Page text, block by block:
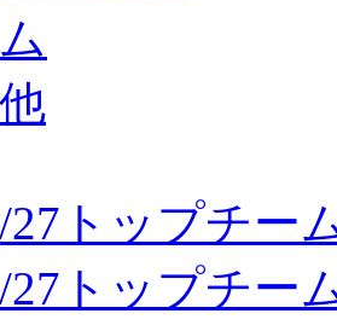
集
ティ
クト
27トップチー
27トップチー